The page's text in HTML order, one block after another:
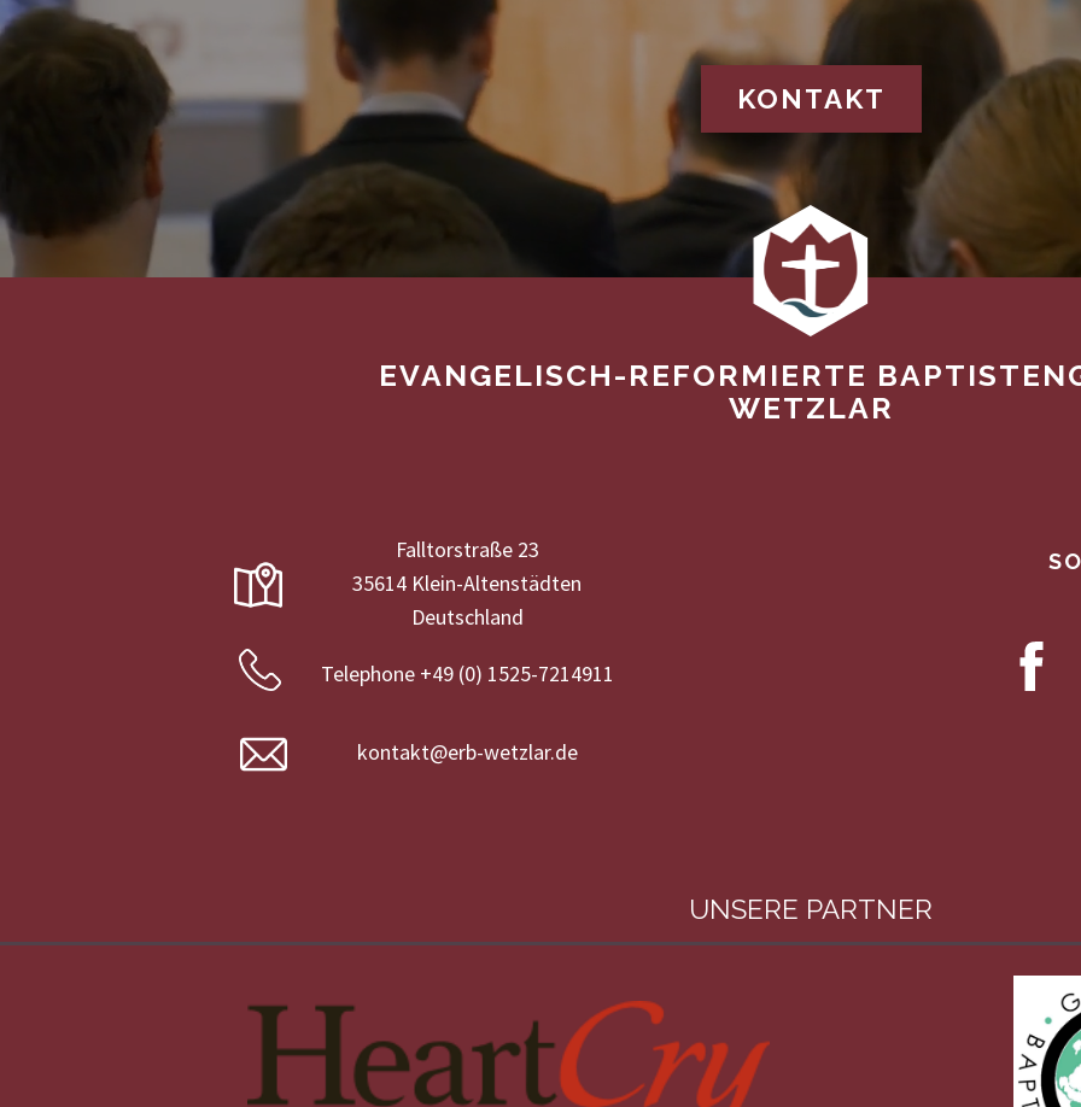
KONTAKT
EVANGELISCH-REFORMIERTE
WETZLAR
Falltorstraße 23
35614 Klein-Altenstädten
Deutschland
Telephone +49 (0) 1525-7214911
kontakt@erb-wetzlar.de
UNSERE PARTNER